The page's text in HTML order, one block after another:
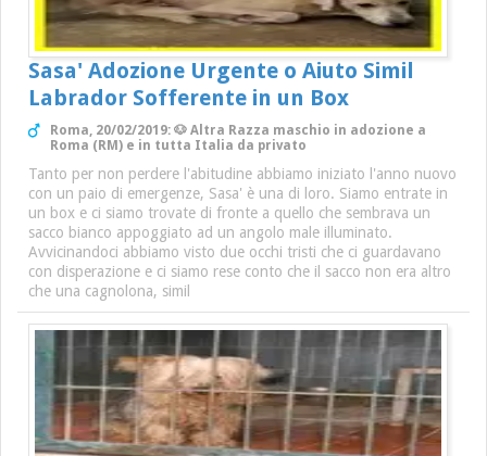
Sasa' Adozione Urgente o Aiuto Simil
Labrador Sofferente in un Box
Roma, 20/02/2019: 🐶 Altra Razza maschio in adozione a
Roma (RM) e in tutta Italia da privato
Tanto per non perdere l'abitudine abbiamo iniziato l'anno nuovo
con un paio di emergenze, Sasa' è una di loro. Siamo entrate in
un box e ci siamo trovate di fronte a quello che sembrava un
sacco bianco appoggiato ad un angolo male illuminato.
Avvicinandoci abbiamo visto due occhi tristi che ci guardavano
con disperazione e ci siamo rese conto che il sacco non era altro
che una cagnolona, simil